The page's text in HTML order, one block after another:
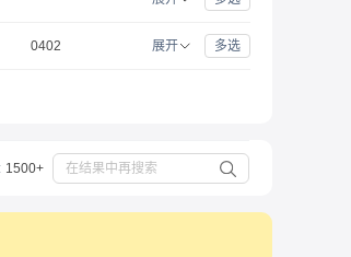
0402
展开 多选
1500+